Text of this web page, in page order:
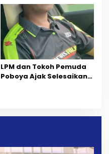
Wilayah Tambang PT
CPM
LPM dan Tokoh Pemuda
Poboya Ajak Selesaikan